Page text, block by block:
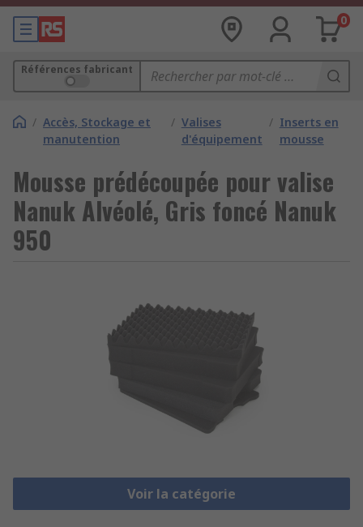
0
Références fabricant
/ Accès, Stockage et
manutention
/ Valises
d'équipement
/ Inserts en
mousse
Mousse prédécoupée pour valise
Nanuk Alvéolé, Gris foncé Nanuk
950
Voir la catégorie